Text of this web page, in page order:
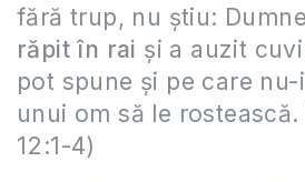
fără trup, nu ştiu:
răpit în rai şi a auzit
pot spune şi pe care
unui om să le
12:1-4)